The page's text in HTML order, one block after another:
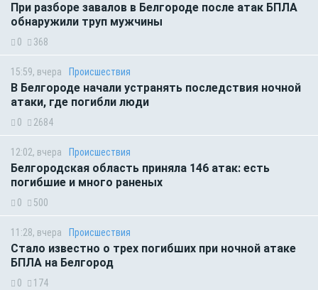
При разборе завалов в Белгороде после атак БПЛА
обнаружили труп мужчины
0 368
15:59, вчера Происшествия
В Белгороде начали устранять последствия ночной
атаки, где погибли люди
0 2684
12:02, вчера Происшествия
Белгородская область приняла 146 атак: есть
погибшие и много раненых
0 500
11:28, вчера Происшествия
Стало известно о трех погибших при ночной атаке
БПЛА на Белгород
0 174